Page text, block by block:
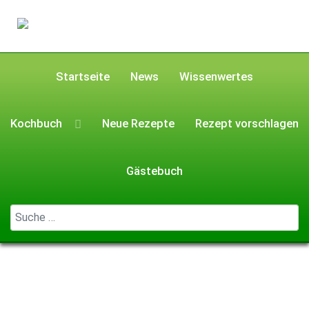
Startseite News Wissenwertes
Kochbuch Neue Rezepte Rezept vorschlagen
Gästebuch